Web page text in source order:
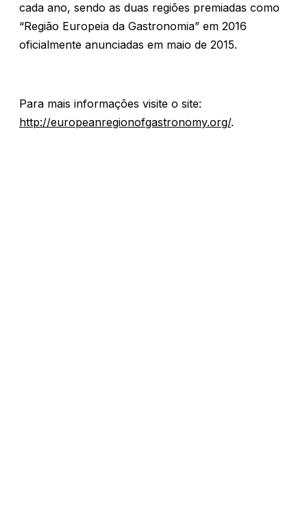
cada ano, sendo as duas regiões premiadas como
“Região Europeia da Gastronomia” em 2016
oficialmente anunciadas em maio de 2015.
Para mais informações visite o site:
http://europeanregionofgastronomy.org/.